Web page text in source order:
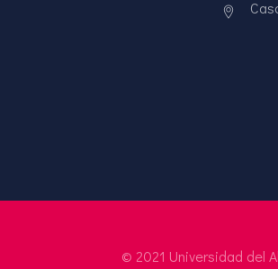
© 2021 Universidad del